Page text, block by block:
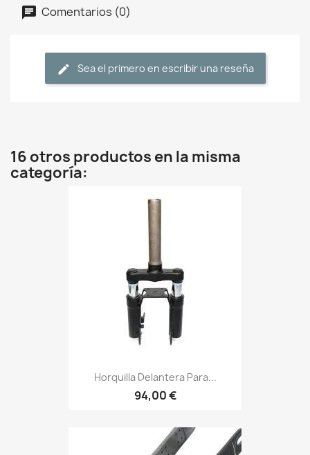
Comentarios (0)
Sea el primero en escribir una reseña
16 otros productos en la misma
categoría:
Horquilla Delantera Para...
94,00 €